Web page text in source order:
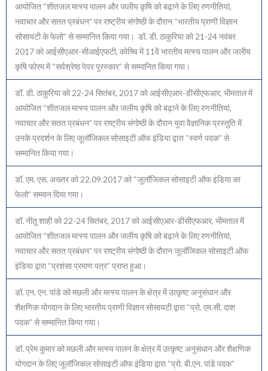
आयोजित “शीतजल मत्स्य पालन और जलीय कृषि को बढ़ाने के लिए रणनीतियां,
नवाचार और सतत प्रबंधन” पर राष्ट्रीय संगोष्ठी के दौरान “भारतीय प्राणी विज्ञान
सोसायटी के फेलो” से सम्मानित किया गया। डॉ. डी. ठाकुरिया को 21-24 नवंबर
2017 को आईसीएआर-सीआईएफटी, कोच्चि में 11वें भारतीय मत्स्य पालन और जलीय
कृषि फोरम में “सर्वश्रेष्ठ पेपर पुरस्कार” से सम्मानित किया गया।
डॉ. डी. ठाकुरिया को 22-24 सितंबर, 2017 को आईसीएआर-डीसीएफआर, भीमताल में
आयोजित “शीतजल मत्स्य पालन और जलीय कृषि को बढ़ाने के लिए रणनीतियां,
नवाचार और सतत प्रबंधन” पर राष्ट्रीय संगोष्ठी के दौरान युवा वैज्ञानिक प्रस्तुति में
उनके प्रदर्शन के लिए जूलॉजिकल सोसाइटी ऑफ इंडिया द्वारा “स्वर्ण पदक” से
सम्मानित किया गया।
डॉ. एम. एस. अख्तर को 22.09.2017 को “जूलॉजिकल सोसाइटी ऑफ इंडिया का
फेलो” सम्मान दिया गया।
डॉ. नीतू शाही को 22-24 सितंबर, 2017 को आईसीएआर-डीसीएफआर, भीमताल में
आयोजित “शीतजल मत्स्य पालन और जलीय कृषि को बढ़ाने के लिए रणनीतियां,
नवाचार और सतत प्रबंधन” पर राष्ट्रीय संगोष्ठी के दौरान जूलॉजिकल सोसाइटी ऑफ
इंडिया द्वारा “प्रशंसा प्रमाण पत्र” प्राप्त हुआ।
डॉ. एन. एन. पांडे को मछली और मत्स्य पालन के क्षेत्र में उत्कृष्ट अनुसंधान और
शैक्षणिक योगदान के लिए भारतीय प्राणी विज्ञान सोसायटी द्वारा “प्रो. एम.सी. दाश
पदक” से सम्मानित किया गया।
डॉ. प्रेम कुमार को मछली और मत्स्य पालन के क्षेत्र में उत्कृष्ट अनुसंधान और शैक्षणिक
योगदान के लिए जूलॉजिकल सोसाइटी ऑफ इंडिया द्वारा “प्रो. बी.एन. पांडे पदक”